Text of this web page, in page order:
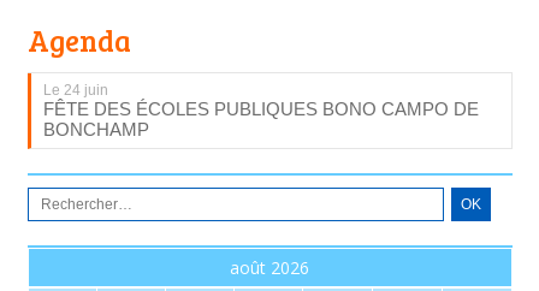
Agenda
Le 24 juin
FÊTE DES ÉCOLES PUBLIQUES BONO CAMPO DE
BONCHAMP
août 2026